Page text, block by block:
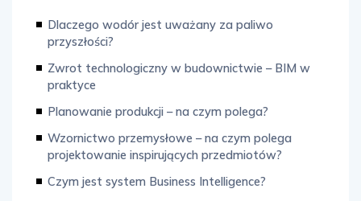
Dlaczego wodór jest uważany za paliwo
przyszłości?
Zwrot technologiczny w budownictwie – BIM w
praktyce
Planowanie produkcji – na czym polega?
Wzornictwo przemysłowe – na czym polega
projektowanie inspirujących przedmiotów?
Czym jest system Business Intelligence?